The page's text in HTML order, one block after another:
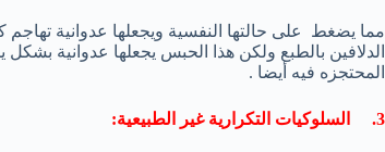
مما يضغط على حالتها النفسية ويجعلها عدوانية
الدلافين بالطبع ولكن هذا الحبس يجعلها
المحتجزه فيه أيضا .
3. السلوكيات التكرارية غير الطبيعية: